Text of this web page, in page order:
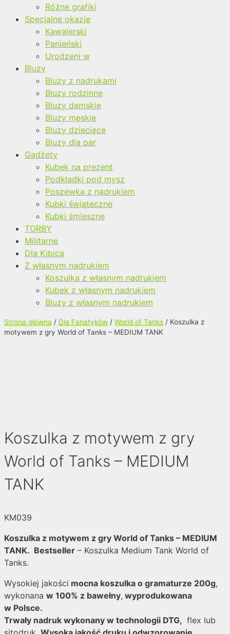
Różne grafiki
Specjalne okazje
Kawalerski
Panieński
Urodzeni w
Bluzy
Bluzy z nadrukami
Bluzy rodzinne
Bluzy damskie
Bluzy męskie
Bluzy dziecięce
Bluzy dla par
Gadżety
Kubek na prezent
Podkładki pod mysz
Poszewka z nadrukiem
Kubki świąteczne
Kubki śmieszne
TORBY
Militarne
Dla Kibica
Z własnym nadrukiem
Koszulka z własnym nadrukiem
Kubek z własnym nadrukiem
Bluzy z własnym nadrukiem
Strona główna / Dla Fanatyków / World of Tanks / Koszulka z
motywem z gry World of Tanks – MEDIUM TANK
Koszulka z motywem z gry
World of Tanks – MEDIUM
TANK
KM039
Koszulka z motywem z gry World of Tanks – MEDIUM
TANK. Bestseller – Koszulka Medium Tank World of
Tanks.
Wysokiej jakości mocna koszulka o gramaturze 200g,
wykonana w 100% z bawełny, wyprodukowana
w Polsce.
Trwały nadruk wykonany w technologii DTG, flex lub